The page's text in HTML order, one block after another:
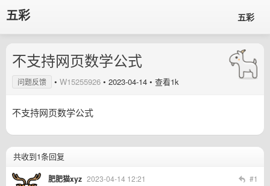
五彩 五彩
不支持网页数学公式
问题反馈 • W15255926 • 2023-04-14 • 查看1k
不支持网页数学公式
共收到1条回复
肥肥猫xyz 2023-04-14 12:21 #1